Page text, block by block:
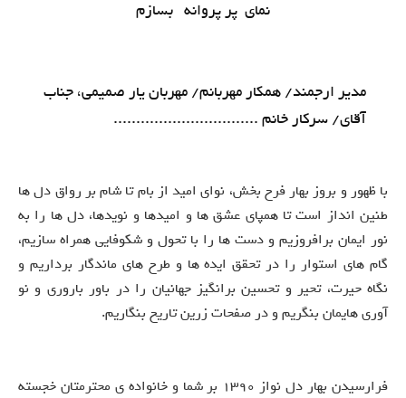
نمای پر پروانه بسازم
مدیر ارجمند/ همکار مهربانم/ مهربان یار صمیمی، جناب
آقای/ سرکار خانم ................................
با ظهور و بروز بهار فرح بخش، نوای امید از بام تا شام بر رواق دل ها
طنین انداز است تا همپای عشق ها و امیدها و نویدها، دل ها را به
نور ایمان برافروزیم و دست ها را با تحول و شکوفایی همراه سازیم،
گام های استوار را در تحقق ایده ها و طرح های ماندگار برداریم و
نگاه حیرت، تحیر و تحسین برانگیز جهانیان را در باور باروری و نو
آوری هایمان بنگریم و در صفحات زرین تاریخ بنگاریم.
فرارسیدن بهار دل نواز 1390 بر شما و خانواده ی محترمتان خجسته